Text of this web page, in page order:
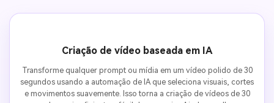
Criação de vídeo baseada em IA
Transforme qualquer prompt ou mídia em um vídeo polido de 30
segundos usando a automação de IA que seleciona visuais, cortes
e movimentos suavemente. Isso torna a criação de vídeos de 30